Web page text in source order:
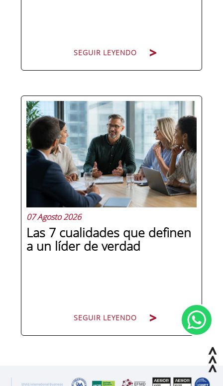
SEGUIR LEYENDO
Los almacenes más eficientes del
mundo ya no dependen solo de
carretilleros y operarios para mover
mercancía de un punto a otro. Cada
vez más empresas confían esa tarea a
robots que se desplazan de forma
autónoma, sin conductor y sin pausa.
07 Agosto 2026
Las 7 cualidades que definen
a un líder de verdad
SEGUIR LEYENDO
dirección y hay personas que lideran.